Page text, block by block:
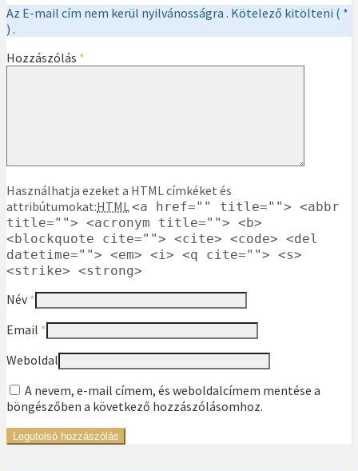
Az E-mail cím nem kerül nyilvánosságra . Kötelező kitölteni ( *
) .
Hozzászólás *
Használhatja ezeket a HTML címkéket és
attribútumokat:HTML<a href="" title=""> <abbr
title=""> <acronym title=""> <b>
<blockquote cite=""> <cite> <code> <del
datetime=""> <em> <i> <q cite=""> <s>
<strike> <strong>
Név*
Email *
Weboldal
A nevem, e-mail címem, és weboldalcímem mentése a
böngészőben a következő hozzászólásomhoz.